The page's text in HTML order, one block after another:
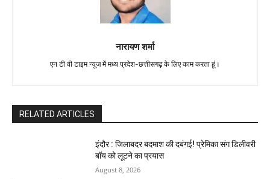
नारायण शर्मा
एन टी वी टाइम न्यूज में मध्य प्रदेश-छत्तीसगढ़ के लिए काम करता हूं।
RELATED ARTICLES
इंदौर : जिलाबदर बदमाश की दबंगई! प्रेमिका संग डिलीवरी
बॉय को लूटने का प्रयास
August 8, 2026